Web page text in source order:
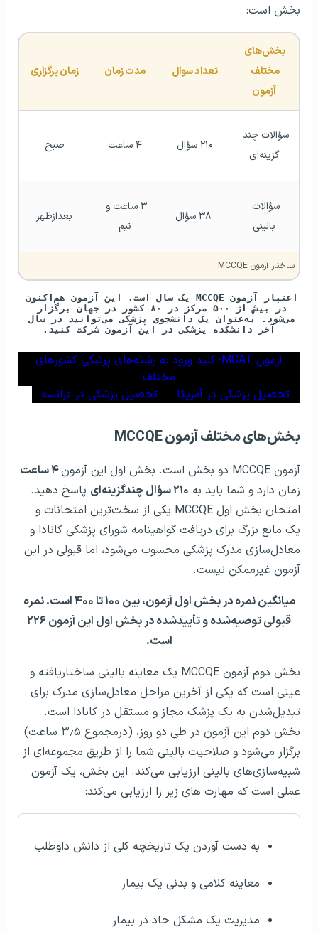
بخش است:
آزمون
تعداد سوال مدت زمان زمان برگزاری
گزینه‌ای
۲۱۰ سؤال ۴ ساعت صبح
بالینی
نیم
بعدازظهر
ساختار آزمون MCCQE
اعتبار آزمون MCCQE یک سال است.
آخر دانشکده پزشکی در این آزمون شرکت کنید.
آزمون MCAT؛ کلید ورود به رشته‌های پزشکی کشورهای
مختلف
تحصیل پزشکی در آمریکا
تحصیل پزشکی در فرانسه
بخش‌های مختلف آزمون MCCQE
آزمون MCCQE دو بخش است. بخش اول این آزمون
زمان دارد و شما باید به ۲۱۰ سؤال چندگزینه‌ای
پاسخ دهید.
امتحان بخش اول MCCQE یکی از سخت‌ترین امتحانات و
یک مانع بزرگ برای دریافت گواهینامه شورای پزشکی کانادا و
معادل‌سازی مدرک پزشکی محسوب می‌شود، اما قبولی در این
آزمون غیرممکن نیست.
میانگین نمره در بخش اول آزمون، بین ۱۰۰ تا ۴۰۰ است. نمره
قبولی توصیه‌شده و تأییدشده در بخش اول این آزمون ۲۲۶
است.
بخش دوم آزمون MCCQE یک معاینه بالینی ساختاریافته و
عینی است که یکی از آخرین مراحل معادل‌سازی مدرک برای
تبدیل‌شدن به یک پزشک مجاز و مستقل در کانادا است.
بخش دوم این آزمون در طی دو روز، (درمجموع ۳٫۵ ساعت)
برگزار می‌شود و صلاحیت بالینی شما را از طریق مجموعه‌ای از
شبیه‌سازی‌های بالینی ارزیابی می‌کند. این بخش، یک آزمون
عملی است که مهارت های زیر را ارزیابی می‌کند:
به دست آوردن یک تاریخچه کلی از دانش داوطلب
معاینه کلامی و بدنی یک بیمار
مدیریت یک مشکل حاد در بیمار